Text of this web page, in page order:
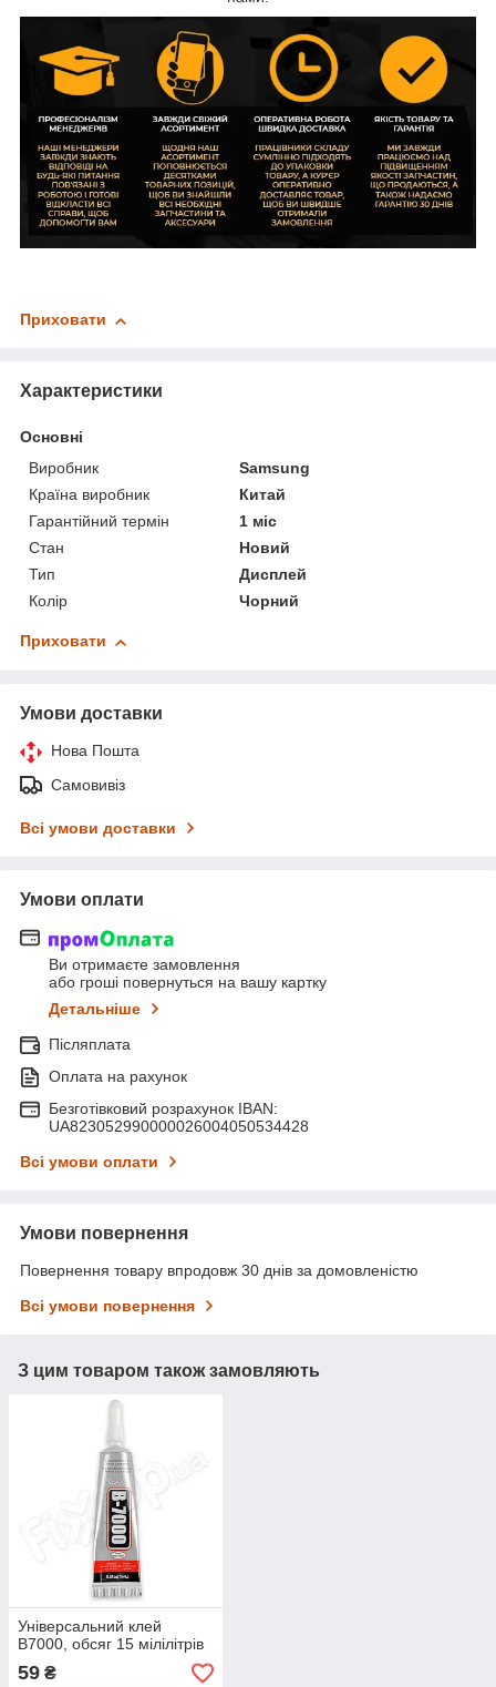
Приховати
Характеристики
Основні
Виробник
Samsung
Країна виробник
Китай
Гарантійний термін
1 міс
Стан
Новий
Тип
Дисплей
Колір
Чорний
Приховати
Умови доставки
Нова Пошта
Самовивіз
Всі умови доставки
Умови оплати
Ви отримаєте замовлення
або гроші повернуться на вашу картку
Детальніше
Післяплата
Оплата на рахунок
Безготівковий розрахунок IBAN:
UA823052990000026004050534428
Всі умови оплати
Умови повернення
Повернення товару впродовж 30 днів за домовленістю
Всі умови повернення
З цим товаром також замовляють
Універсальний клей
B7000, обсяг 15 мілілітрів
59 ₴